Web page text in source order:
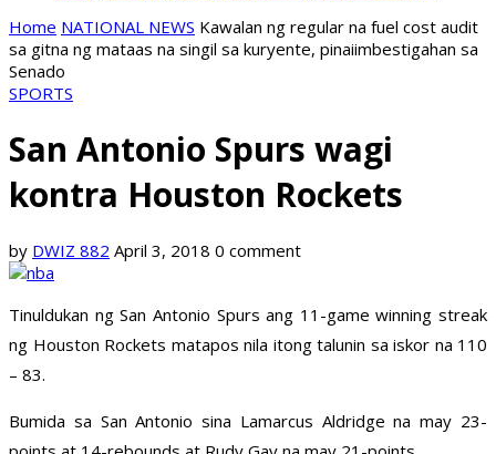
Home NATIONAL NEWS Kawalan ng regular na fuel cost audit
sa gitna ng mataas na singil sa kuryente, pinaiimbestigahan sa
Senado
SPORTS
San Antonio Spurs wagi
kontra Houston Rockets
by DWIZ 882 April 3, 2018 0 comment
Tinuldukan ng San Antonio Spurs ang 11-game winning streak
ng Houston Rockets matapos nila itong talunin sa iskor na 110
– 83.
Bumida sa San Antonio sina Lamarcus Aldridge na may 23-